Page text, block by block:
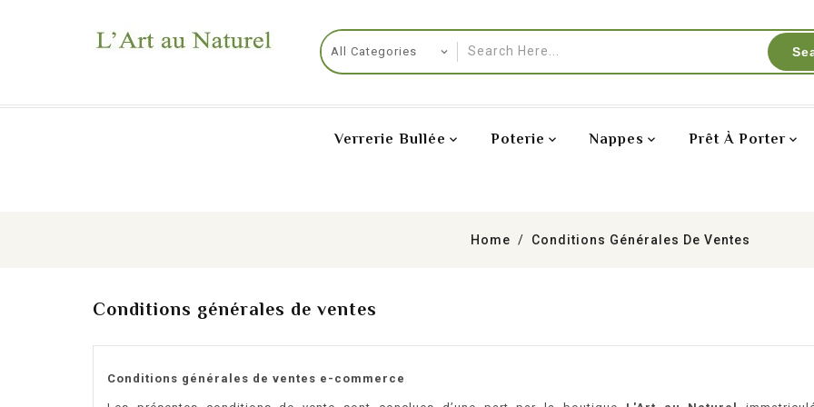
Verrerie Bullée Poterie Nappes Prêt À Porter
Home Conditions Générales De Ventes
Conditions générales de ventes
Conditions générales de ventes e-commerce